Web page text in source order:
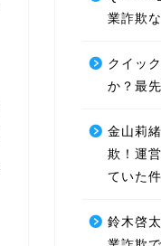
業詐欺
クイッ
か？最
金山莉
欺！運
ていた
鈴木啓